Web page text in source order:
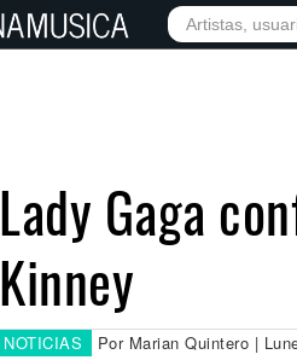
INICIO
Lady Gaga
Kinney
NOTICIAS Por Marian Quintero |